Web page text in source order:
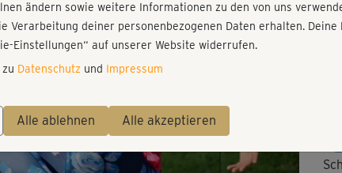
ändern sowie weitere Informationen zu den von uns
Verarbeitung deiner personenbezogenen Daten erhalten. Deine
Einstellungen“ auf unserer Website widerrufen.
Datenschutz und Impressum
Alle ablehnen Alle akzeptieren